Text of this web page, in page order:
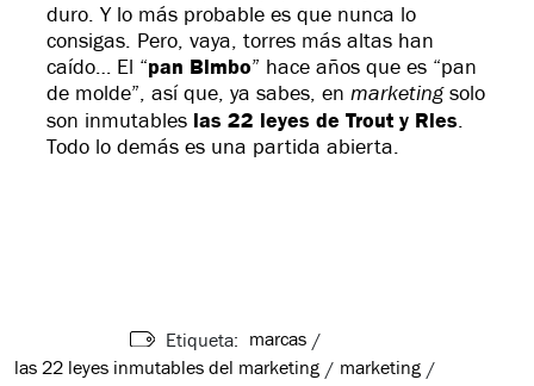
duro. Y lo más probable es que nunca lo
consigas. Pero, vaya, torres más altas han
caído… El “pan Bimbo” hace años que es “pan
de molde”, así que, ya sabes, en marketingsolo
son inmutables las 22 leyes de Trout y Ries
Todo lo demás es una partida abierta.
Etiqueta: marcas /
las 22 leyes inmutables del marketing / marketing /